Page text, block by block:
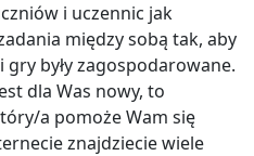
i uczennic jak
między sobą tak, aby
były zagospodarowane.
dla Was nowy, to
a pomoże Wam się
znajdziecie wiele